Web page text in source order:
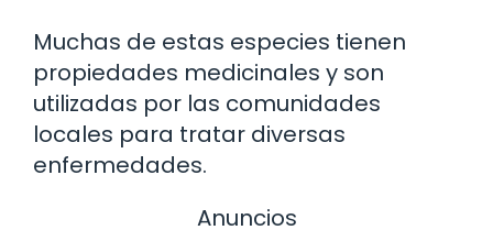
Muchas de estas especies tienen
propiedades medicinales y son
utilizadas por las comunidades
locales para tratar diversas
enfermedades.
Anuncios